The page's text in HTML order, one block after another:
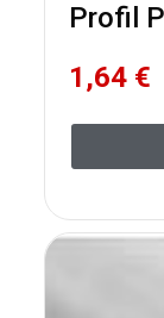
Profil
1,64 €